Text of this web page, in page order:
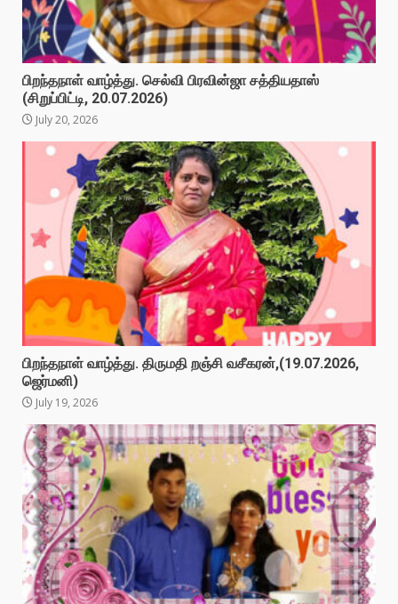
பிறந்தநாள் வாழ்த்து. செல்வி பிரவின்ஜா சத்தியதாஸ்
(சிறுப்பிட்டி, 20.07.2026)
July 20, 2026
பிறந்தநாள் வாழ்த்து. திருமதி றஞ்சி வசீகரன்,(19.07.2026,
ஜெர்மனி)
July 19, 2026